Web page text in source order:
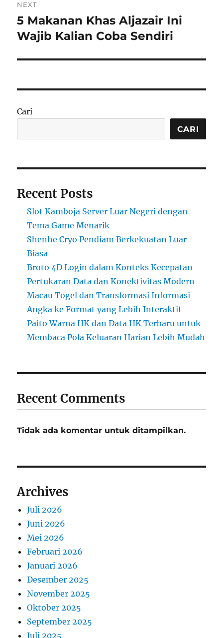
NEXT
Next
post:
5 Makanan Khas Aljazair Ini
Wajib Kalian Coba Sendiri
Cari
CARI
Recent Posts
Slot Kamboja Server Luar Negeri dengan
Tema Game Menarik
Shenhe Cryo Pendiam Berkekuatan Luar
Biasa
Broto 4D Login dalam Konteks Kecepatan
Pertukaran Data dan Konektivitas Modern
Macau Togel dan Transformasi Informasi
Angka ke Format yang Lebih Interaktif
Paito Warna HK dan Data HK Terbaru untuk
Membaca Pola Keluaran Harian Lebih Mudah
Recent Comments
Tidak ada komentar untuk ditampilkan.
Archives
Juli 2026
Juni 2026
Mei 2026
Februari 2026
Januari 2026
Desember 2025
November 2025
Oktober 2025
September 2025
Juli 2025